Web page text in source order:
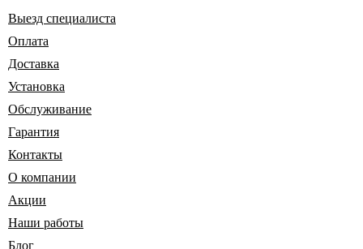
Выезд специалиста
Оплата
Доставка
Установка
Обслуживание
Гарантия
Контакты
О компании
Акции
Наши работы
Блог